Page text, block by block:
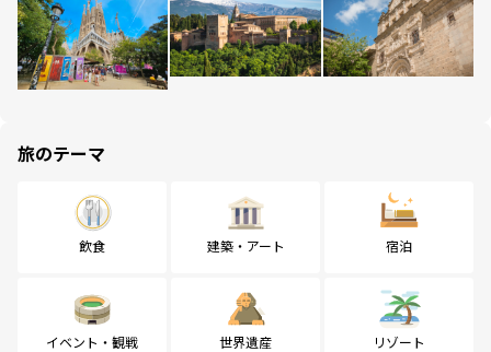
旅のテーマ
飲食 建築・アート 宿泊
イベント・観戦 世界遺産 リゾート